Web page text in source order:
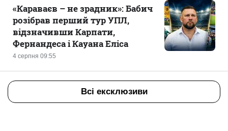
4 серпня 09:55
«Караваєв – не зрадник»: Бабич
розібрав перший тур УПЛ,
відзначивши Карпати,
Фернандеса і Кауана Еліса
Всі ексклюзиви